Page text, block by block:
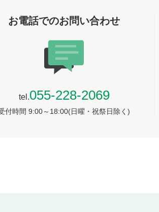
お電話でのお問い合わせ
tel.055-228-2069
付時間 9:00～18:00(日曜・祝祭日除く)